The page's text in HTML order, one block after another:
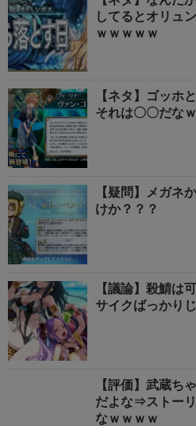
してるとオリュ
ｗｗｗｗｗ
【ネタ】ゴッホ
それは〇〇だなｗ
【疑問】メガネ
けか？？？
【議論】殺鯖は
サイクばっかり
【評価】武蔵ち
だよな⇒ストー
なｗｗｗｗ